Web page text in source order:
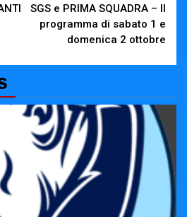
SGS e PRIMA SQUADRA – Il
programma di sabato 1 e
domenica 2 ottobre